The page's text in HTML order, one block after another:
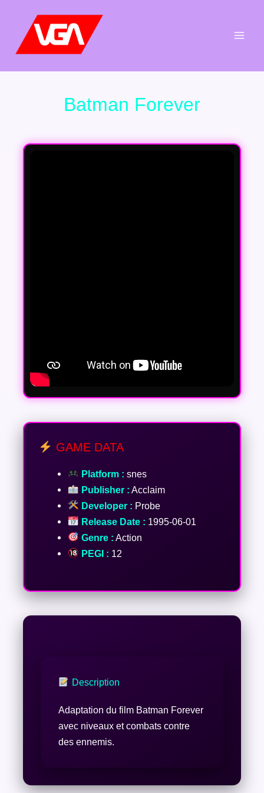
contenu
Batman Forever
GAME DATA
Platform : snes
Publisher : Acclaim
Developer : Probe
Release Date : 1995-06-01
Genre : Action
PEGI : 12
Description
Adaptation du film Batman Forever
avec niveaux et combats contre
des ennemis.